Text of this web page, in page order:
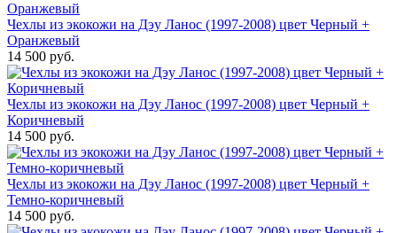
Чехлы из экокожи на Дэу Ланос (1997-2008) цвет Черный +
Оранжевый
14 500 руб.
Чехлы из экокожи на Дэу Ланос (1997-2008) цвет Черный +
Коричневый
14 500 руб.
Чехлы из экокожи на Дэу Ланос (1997-2008) цвет Черный +
Темно-коричневый
14 500 руб.